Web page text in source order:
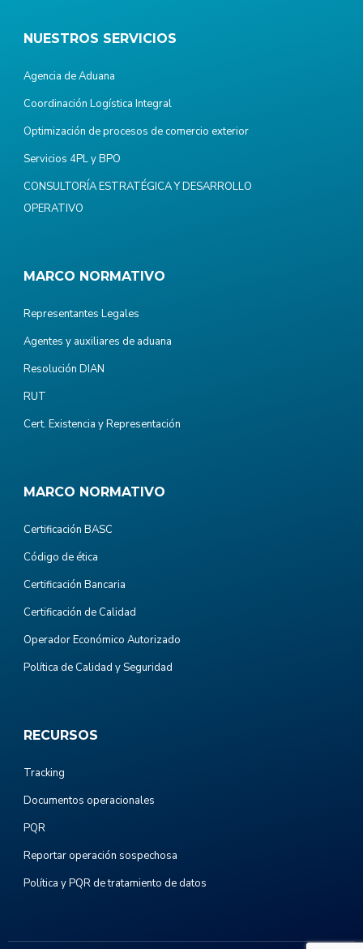
NUESTROS SERVICIOS
Agencia de Aduana
Coordinación Logística Integral
Optimización de procesos de comercio exterior
Servicios 4PL y BPO
CONSULTORÍA ESTRATÉGICA Y DESARROLLO
OPERATIVO
MARCO NORMATIVO
Representantes Legales
Agentes y auxiliares de aduana
Resolución DIAN
RUT
Cert. Existencia y Representación
MARCO NORMATIVO
Certificación BASC
Código de ética
Certificación Bancaria
Certificación de Calidad
Operador Económico Autorizado
Política de Calidad y Seguridad
RECURSOS
Tracking
Documentos operacionales
PQR
Reportar operación sospechosa
Política y PQR de tratamiento de datos